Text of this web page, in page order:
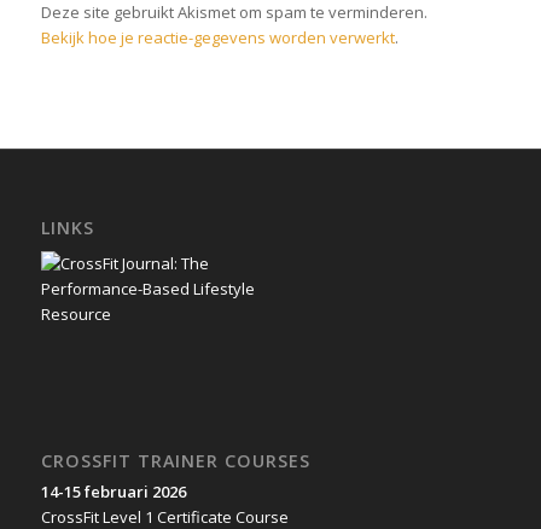
Deze site gebruikt Akismet om spam te verminderen.
Bekijk hoe je reactie-gegevens worden verwerkt.
LINKS
CROSSFIT TRAINER COURSES
14-15 februari 2026
CrossFit Level 1 Certificate Course